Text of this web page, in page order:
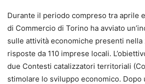
Durante il periodo compreso tra aprile
di Commercio di Torino ha avviato
sulle attività economiche presenti nella
risposte da 110 imprese locali.
due Contesti catalizzatori territoriali
stimolare lo sviluppo economico. Dopo